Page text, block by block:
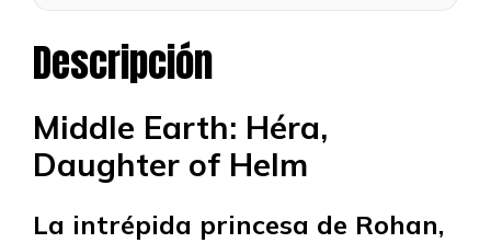
Descripción
Middle Earth: Héra,
Daughter of Helm
La intrépida princesa de Rohan,